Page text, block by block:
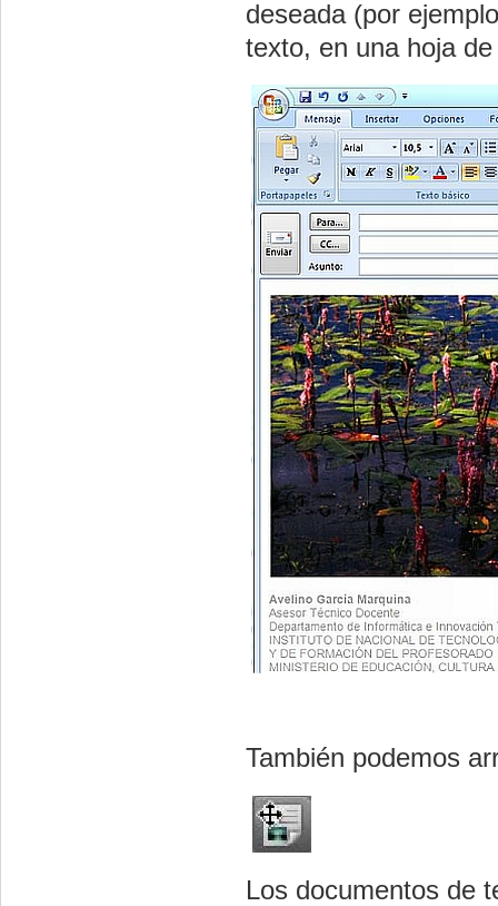
deseada (por
texto, en una hoja
También podemos
Los documentos de